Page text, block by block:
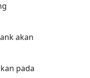
akan
pada